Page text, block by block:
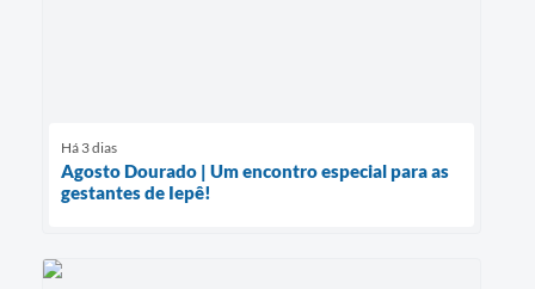
Há 3 dias
Agosto Dourado | Um encontro especial para as
gestantes de Iepê!